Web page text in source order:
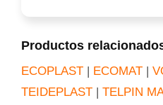
Productos
ECOPLAST| ECOMAT|
TEIDEPLAST| TELPIN